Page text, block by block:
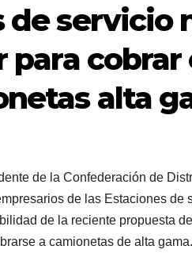
de servicio
alta
de la Confederación de
de las Estaciones
de la reciente propuesta
a camionetas de alta gama.